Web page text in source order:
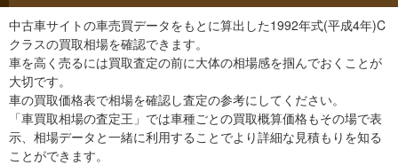
中古車サイトの車売買データをもとに算出した1992年式(平成4年)C
クラスの買取相場を確認できます。
車を高く売るには買取査定の前に大体の相場感を掴んでおくことが
大切です。
車の買取価格表で相場を確認し査定の参考にしてください。
「車買取相場の査定王」では車種ごとの買取概算価格もその場で表
示、相場データと一緒に利用することでより詳細な見積もりを知る
ことができます。